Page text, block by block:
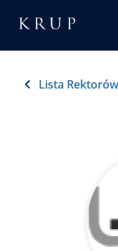
Lista Rektorów